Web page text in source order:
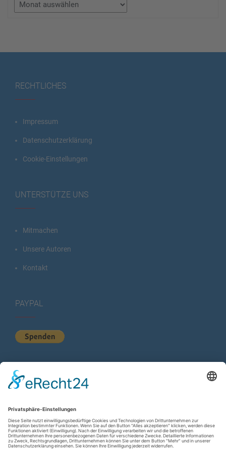
RECHTLICHES
Impressum
Datenschutzerklärung
Cookie-Einstellungen
UNTERSTÜTZE UNS
Mitmachen
Unsere Autoren
Kontakt
PAYPAL
KURZSTATISTIK
Total Views:615.563
Besucher gesamt:225.534